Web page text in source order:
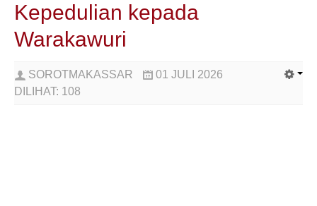
Kepedulian kepada
Warakawuri
SOROTMAKASSAR
01 JULI 2026
DILIHAT: 108